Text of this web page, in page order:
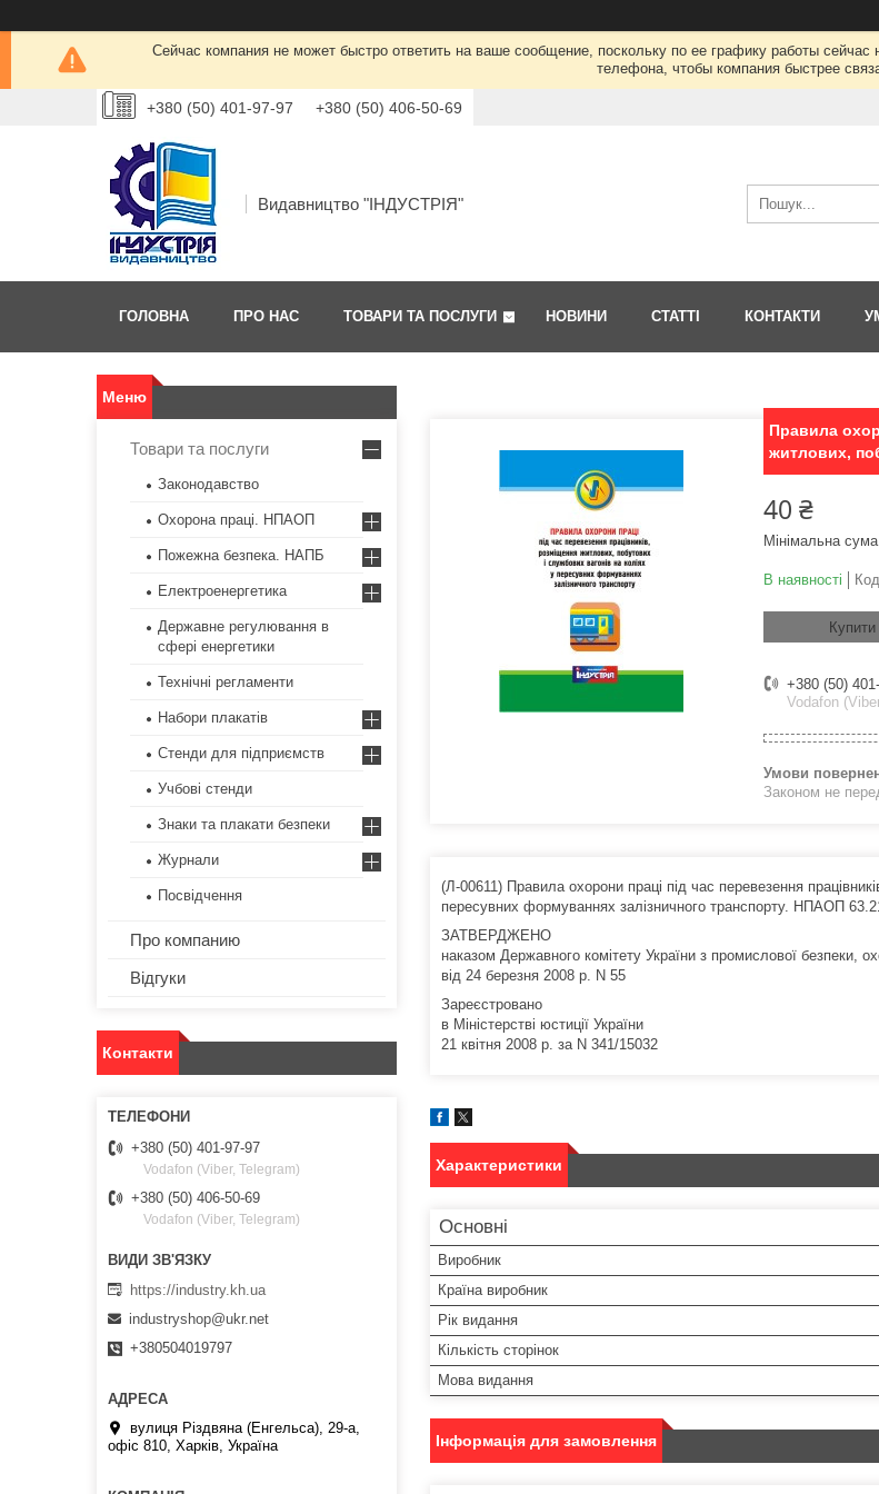
Сейчас компания не может быстро ответить на ваше сообщение, поскольку по ее графику работы
телефона, чтобы компания быстрее
+380 (50) 401-97-97 +380 (50) 406-50-69
Видавництво "ІНДУСТРІЯ"
ГОЛОВНА ПРО НАС ТОВАРИ ТА ПОСЛУГИ НОВИНИ СТАТТІ КОНТАКТИ
Правила
житлових,
40 ₴
Мінімальна
В наявності
Купити
+380 (50)
Vodafon
Законом не
(Л-00611) Правила охорони праці під час перевезення
пересувних формуваннях залізничного транспорту. НПАОП
ЗАТВЕРДЖЕНО
наказом Державного комітету України з промислової безпеки,
від 24 березня 2008 р. N 55
Зареєстровано
в Міністерстві юстиції України
21 квітня 2008 р. за N 341/15032
Характеристики
Основні
Виробник
Країна виробник
Рік видання
Кількість сторінок
Мова видання
Інформація для замовлення
Товари та послуги
Законодавство
Охорона праці. НПАОП
Пожежна безпека. НАПБ
Електроенергетика
Державне регулювання в
сфері енергетики
Технічні регламенти
Набори плакатів
Стенди для підприємств
Учбові стенди
Знаки та плакати безпеки
Журнали
Посвідчення
Про компанию
Відгуки
Контакти
+380 (50) 401-97-97
Vodafon (Viber, Telegram)
+380 (50) 406-50-69
Vodafon (Viber, Telegram)
https://industry.kh.ua
industryshop@ukr.net
+380504019797
вулиця Різдвяна (Енгельса), 29-а,
офіс 810, Харків, Україна